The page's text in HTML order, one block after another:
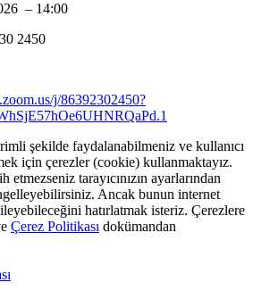
– 14:00
2450
j/86392302450?
şekilde faydalanabilmeniz ve kullanıcı
için çerezler (cookie) kullanmaktayız.
etmezseniz tarayıcınızın ayarlarından
Ancak bunun internet
hatırlatmak isteriz. Çerezlere
Çerez Politikası dokümandan